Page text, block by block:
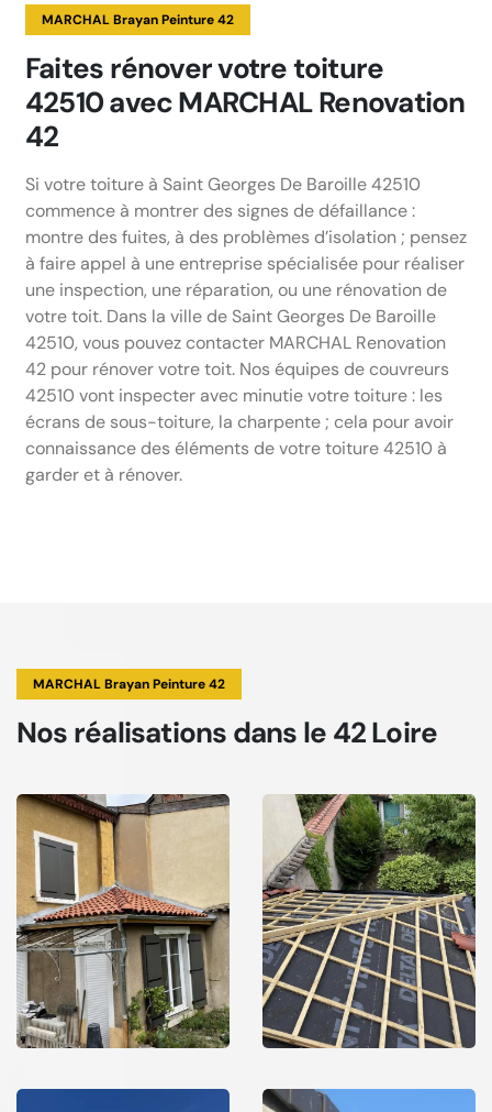
MARCHAL Brayan Peinture 42
Faites rénover votre toiture
42510 avec MARCHAL Renovation
42
Si votre toiture à Saint Georges De Baroille 42510
commence à montrer des signes de défaillance :
montre des fuites, à des problèmes d’isolation ; pensez
à faire appel à une entreprise spécialisée pour réaliser
une inspection, une réparation, ou une rénovation de
votre toit. Dans la ville de Saint Georges De Baroille
42510, vous pouvez contacter MARCHAL Renovation
42 pour rénover votre toit. Nos équipes de couvreurs
42510 vont inspecter avec minutie votre toiture : les
écrans de sous-toiture, la charpente ; cela pour avoir
connaissance des éléments de votre toiture 42510 à
garder et à rénover.
MARCHAL Brayan Peinture 42
Nos réalisations dans le 42 Loire